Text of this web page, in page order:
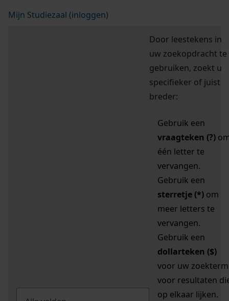
Mijn Studiezaal (inloggen)
Door leestekens in
uw zoekopdracht te
gebruiken, zoekt u
specifieker of juist
breder:
Gebruik een
vraagteken (?)
één letter te
vervangen.
Gebruik een
sterretje (*) om
meer letters te
vervangen.
Gebruik een
dollarteken ($)
voor uw zoekterm
voor resultaten
op elkaar lijken.